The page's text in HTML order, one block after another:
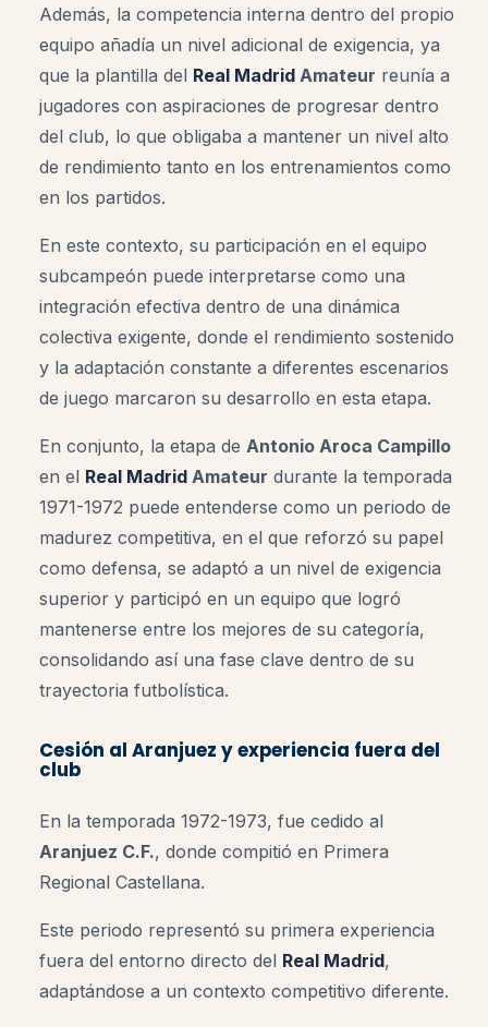
Además, la competencia interna dentro del propio
equipo añadía un nivel adicional de exigencia, ya
que la plantilla del Real Madrid Amateur reunía a
jugadores con aspiraciones de progresar dentro
del club, lo que obligaba a mantener un nivel alto
de rendimiento tanto en los entrenamientos como
en los partidos.
En este contexto, su participación en el equipo
subcampeón puede interpretarse como una
integración efectiva dentro de una dinámica
colectiva exigente, donde el rendimiento sostenido
y la adaptación constante a diferentes escenarios
de juego marcaron su desarrollo en esta etapa.
En conjunto, la etapa de Antonio Aroca Campillo
en el Real Madrid Amateur durante la temporada
1971-1972 puede entenderse como un periodo de
madurez competitiva, en el que reforzó su papel
como defensa, se adaptó a un nivel de exigencia
superior y participó en un equipo que logró
mantenerse entre los mejores de su categoría,
consolidando así una fase clave dentro de su
trayectoria futbolística.
Cesión al Aranjuez y experiencia fuera del
club
En la temporada 1972-1973, fue cedido al
Aranjuez C.F., donde compitió en Primera
Regional Castellana.
Este periodo representó su primera experiencia
fuera del entorno directo del Real Madrid,
adaptándose a un contexto competitivo diferente.